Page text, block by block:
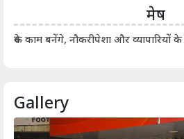
मेष
रुके काम बनेंगे, नौकरीपेशा और व्यापारियों
Gallery